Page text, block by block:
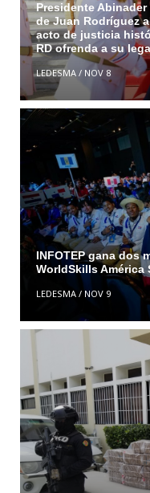
Presidente
de Juan Rodríguez
acto de justicia
RD ofrenda a su
LEDESMA/ NOV 8
INFOTEP gana dos
WorldSkills América
LEDESMA/ NOV 9